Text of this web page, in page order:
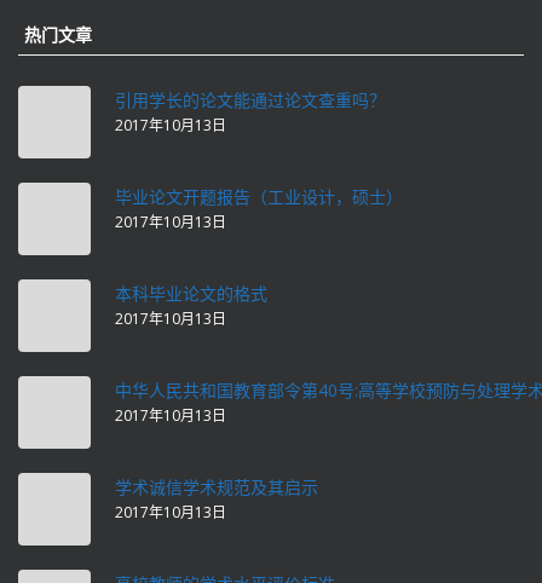
热门文章
引用学长的论文能通过论文查重吗？
2017年10月13日
毕业论文开题报告（工业设计，硕士）
2017年10月13日
本科毕业论文的格式
2017年10月13日
中华人民共和国教育部令第40号:高等学校预防与处理学
2017年10月13日
学术诚信学术规范及其启示
2017年10月13日